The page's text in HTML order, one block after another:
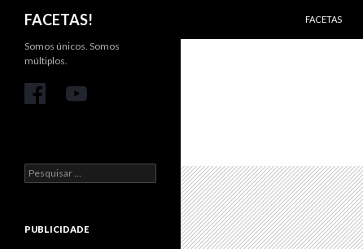
FACETAS!
FACETAS
Somos únicos. Somos
múltiplos.
Pesquisar
por:
PUBLICIDADE